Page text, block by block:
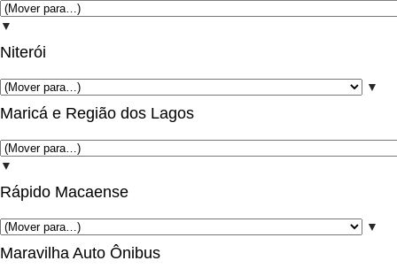
▼
Niterói
▼
Maricá e Região dos Lagos
▼
Rápido Macaense
▼
Maravilha Auto Ônibus